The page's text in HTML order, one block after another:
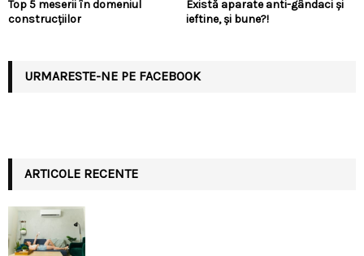
Top 5 meserii în domeniul
construcțiilor
Există aparate anti-gândaci și
ieftine, și bune?!
URMARESTE-NE PE FACEBOOK
ARTICOLE RECENTE